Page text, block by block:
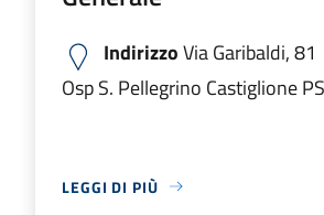
IndirizzoVia Garibaldi, 81
Osp S. Pellegrino Castiglione
LEGGI DI PIÙ